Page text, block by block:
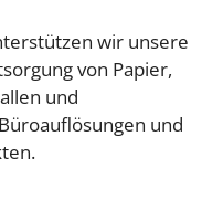
wir unsere
von Papier,
und
und